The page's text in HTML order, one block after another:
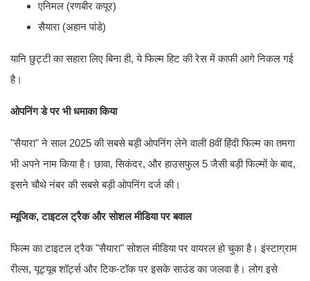
एनिमल (रणबीर कपूर)
सैयारा (अहान पांडे)
यानि छुट्टी का सहारा लिए बिना ही, ये फिल्म हिट की रेस में काफी आगे निकल गई
है।
ओपनिंग डे पर भी धमाका किया
"सैयारा" ने साल 2025 की सबसे बड़ी ओपनिंग लेने वाली 8वीं हिंदी फिल्म का तमगा
भी अपने नाम किया है। छावा, सिकंदर, और हाउसफुल 5 जैसी बड़ी फिल्मों के बाद,
इसने चौथे नंबर की सबसे बड़ी ओपनिंग दर्ज की।
म्यूजिक, टाइटल ट्रैक और सोशल मीडिया पर बवाल
फिल्म का टाइटल ट्रैक "सैयारा" सोशल मीडिया पर वायरल हो चुका है। इंस्टाग्राम
रील्स, यूट्यूब शॉर्ट्स और टिक-टॉक पर इसके साउंड का जलवा है। लोग इसे